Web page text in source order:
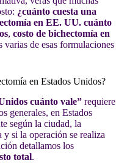
¿cuánto cuesta una
en EE. UU. cuánto
, costo de bichectomía en
varias de esas formulaciones
en Estados Unidos?
cuánto vale” requiere
generales, en Estados
según la ciudad, la
si la operación se realiza
detallamos los
total.